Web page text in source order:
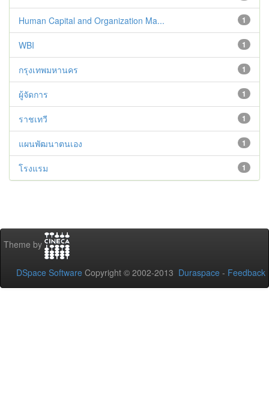
1
Human Capital and Organization Ma...
1
WBI
1
กรุงเทพมหานคร
1
ผู้จัดการ
1
ราชเทวี
1
แผนพัฒนาตนเอง
1
โรงแรม
Theme by
DSpace Software Copyright © 2002-2013 Duraspace - Feedback